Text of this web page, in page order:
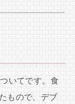
いてです。食
もので、デブ